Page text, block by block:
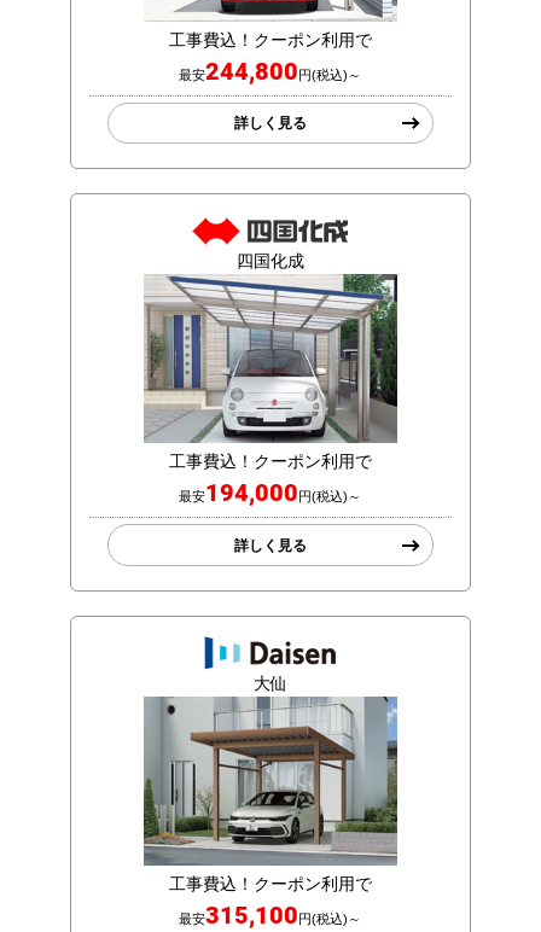
工事費込！クーポン利用で
最安244,800円(税込)～
詳しく見る
四国化成
工事費込！クーポン利用で
最安194,000 円(税込)～
詳しく見る
大仙
工事費込！クーポン利用で
最安315,100円(税込)～